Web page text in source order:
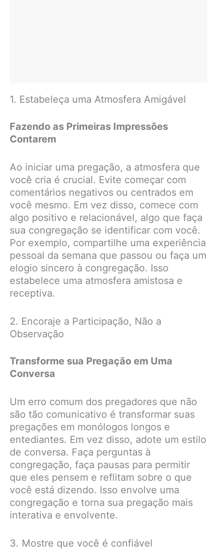
1. Estabeleça uma Atmosfera Amigável
Fazendo as Primeiras Impressões
Contarem
Ao iniciar uma pregação, a atmosfera que
você cria é crucial. Evite começar com
comentários negativos ou centrados em
você mesmo. Em vez disso, comece com
algo positivo e relacionável, algo que faça
sua congregação se identificar com você.
Por exemplo, compartilhe uma experiência
pessoal da semana que passou ou faça um
elogio sincero à congregação. Isso
estabelece uma atmosfera amistosa e
receptiva.
2. Encoraje a Participação, Não a
Observação
Transforme sua Pregação em Uma
Conversa
Um erro comum dos pregadores que não
são tão comunicativo é transformar suas
pregações em monólogos longos e
entediantes. Em vez disso, adote um estilo
de conversa. Faça perguntas à
congregação, faça pausas para permitir
que eles pensem e reflitam sobre o que
você está dizendo. Isso envolve uma
congregação e torna sua pregação mais
interativa e envolvente.
3. Mostre que você é confiável